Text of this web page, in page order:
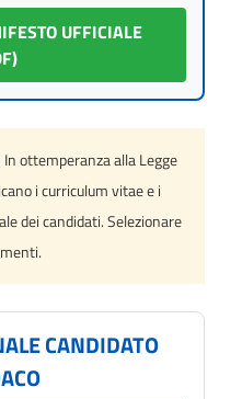
UFFICIALE
In ottemperanza alla Legge
i curriculum vitae e i
dei candidati. Selezionare
CANDIDATO